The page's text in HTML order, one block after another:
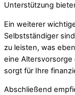
Unterstützung
Ein weiterer
Selbstständiger
zu leisten, was
eine Altersvorsorge
sorgt für Ihre
Abschließend